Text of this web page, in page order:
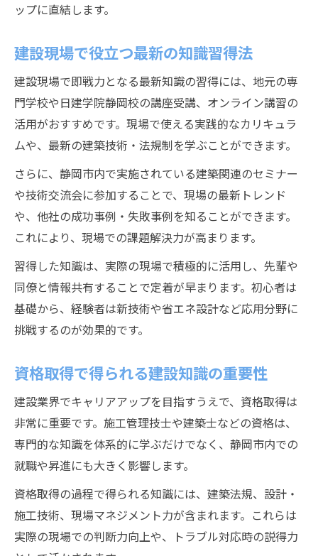
ップに直結します。
建設現場で役立つ最新の知識習得法
建設現場で即戦力となる最新知識の習得には、地元の専
門学校や日建学院静岡校の講座受講、オンライン講習の
活用がおすすめです。現場で使える実践的なカリキュラ
ムや、最新の建築技術・法規制を学ぶことができます。
さらに、静岡市内で実施されている建築関連のセミナー
や技術交流会に参加することで、現場の最新トレンド
や、他社の成功事例・失敗事例を知ることができます。
これにより、現場での課題解決力が高まります。
習得した知識は、実際の現場で積極的に活用し、先輩や
同僚と情報共有することで定着が早まります。初心者は
基礎から、経験者は新技術や省エネ設計など応用分野に
挑戦するのが効果的です。
資格取得で得られる建設知識の重要性
建設業界でキャリアアップを目指すうえで、資格取得は
非常に重要です。施工管理技士や建築士などの資格は、
専門的な知識を体系的に学ぶだけでなく、静岡市内での
就職や昇進にも大きく影響します。
資格取得の過程で得られる知識には、建築法規、設計・
施工技術、現場マネジメント力が含まれます。これらは
実際の現場での判断力向上や、トラブル対応時の説得力